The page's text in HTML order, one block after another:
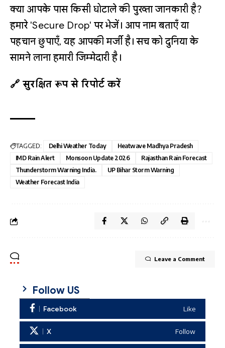
क्या आपके पास किसी घोटाले की पुख्ता जानकारी है?
हमारे 'Secure Drop' पर भेजें। आप नाम बताएँ या
पहचान छुपाएँ, यह आपकी मर्जी है। सच को दुनिया के
सामने लाना हमारी जिम्मेदारी है।
🔗 सुरक्षित रूप से रिपोर्ट करें
TAGGED: Delhi Weather Today
Heatwave Madhya Pradesh
IMD Rain Alert
Monsoon Update 2026
Rajasthan Rain Forecast
Thunderstorm Warning India.
UP Bihar Storm Warning
Weather Forecast India
Leave a Comment
Follow US
Facebook Like
X Follow